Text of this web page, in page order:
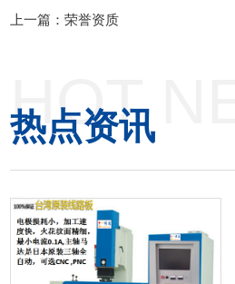
上一篇：荣誉资质
HOT
热点资讯